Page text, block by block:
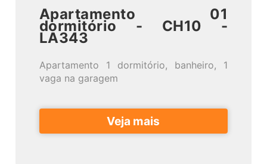
Apartamento 01
dormitório - CH10 -
LA343
Apartamento 1 dormitório, banheiro, 1
vaga na garagem
Veja mais